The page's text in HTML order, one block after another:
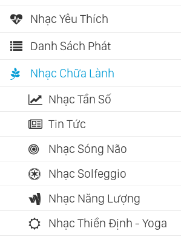
Nhạc Yêu Thích
Danh Sách Phát
Nhạc Chữa Lành
Nhạc Tần Số
Tin Tức
Nhạc Sóng Não
Nhạc Solfeggio
Nhạc Năng Lượng
Nhạc Thiền Định - Yoga